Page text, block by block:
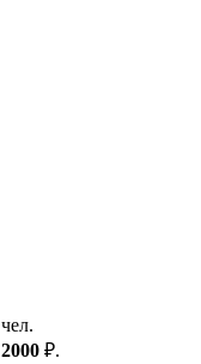
чел.
2000 ₽.